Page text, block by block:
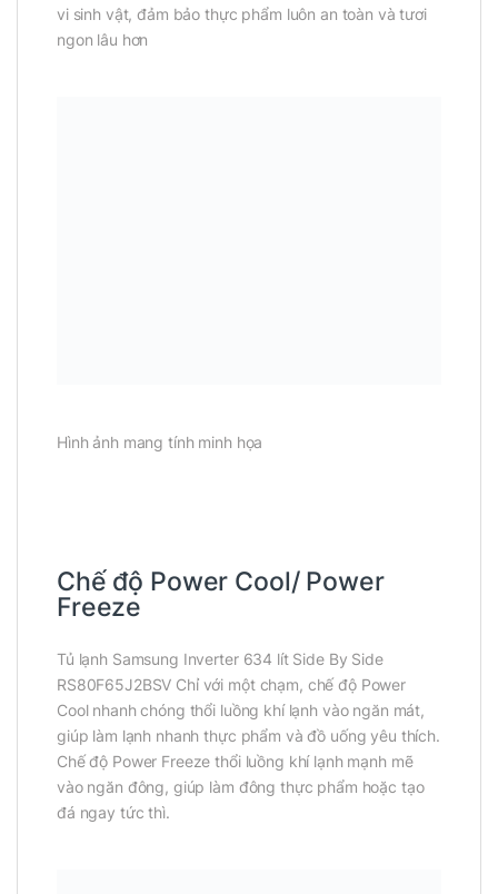
vi sinh vật, đảm bảo thực phẩm luôn an toàn và tươi
ngon lâu hơn
Hình ảnh mang tính minh họa
Chế độ Power Cool/ Power
Freeze
Tủ lạnh Samsung Inverter 634 lít Side By Side
RS80F65J2BSV Chỉ với một chạm, chế độ Power
Cool nhanh chóng thổi luồng khí lạnh vào ngăn mát,
giúp làm lạnh nhanh thực phẩm và đồ uống yêu thích.
Chế độ Power Freeze thổi luồng khí lạnh mạnh mẽ
vào ngăn đông, giúp làm đông thực phẩm hoặc tạo
đá ngay tức thì.